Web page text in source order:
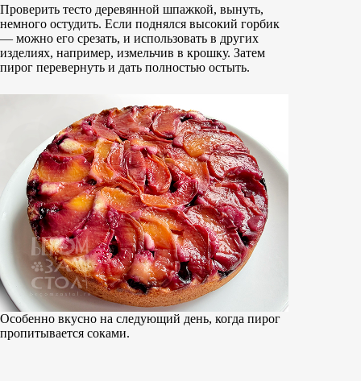
Проверить тесто деревянной шпажкой, вынуть,
немного остудить. Если поднялся высокий горбик
— можно его срезать, и использовать в других
изделиях, например, измельчив в крошку. Затем
пирог перевернуть и дать полностью остыть.
Особенно вкусно на следующий день, когда пирог
пропитывается соками.